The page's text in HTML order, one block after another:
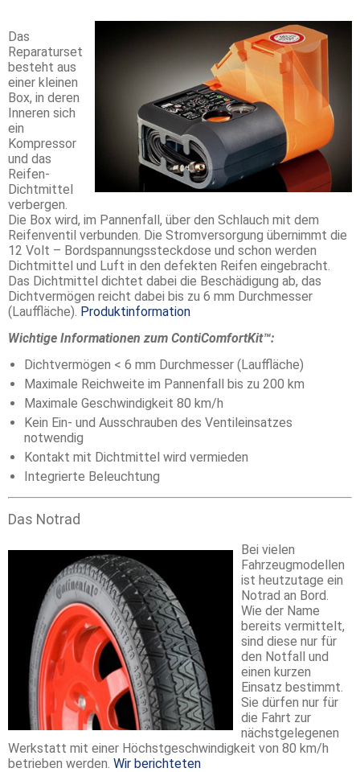
Das
Reparaturset
besteht aus
einer kleinen
Box, in deren
Inneren sich
ein
Kompressor
und das
Reifen-
Dichtmittel
verbergen.
Die Box wird, im Pannenfall, über den Schlauch mit dem
Reifenventil verbunden. Die Stromversorgung übernimmt die
12 Volt – Bordspannungssteckdose und schon werden
Dichtmittel und Luft in den defekten Reifen eingebracht.
Das Dichtmittel dichtet dabei die Beschädigung ab, das
Dichtvermögen reicht dabei bis zu 6 mm Durchmesser
(Lauffläche). Produktinformation
Wichtige Informationen zum ContiComfortKit™:
Dichtvermögen < 6 mm Durchmesser (Lauffläche)
Maximale Reichweite im Pannenfall bis zu 200 km
Maximale Geschwindigkeit 80 km/h
Kein Ein- und Ausschrauben des Ventileinsatzes
notwendig
Kontakt mit Dichtmittel wird vermieden
Integrierte Beleuchtung
Das Notrad
Bei vielen
Fahrzeugmodellen
ist heutzutage ein
Notrad an Bord.
Wie der Name
bereits vermittelt,
sind diese nur für
den Notfall und
einen kurzen
Einsatz bestimmt.
Sie dürfen nur für
die Fahrt zur
nächstgelegenen
Werkstatt mit einer Höchstgeschwindigkeit von 80 km/h
betrieben werden. Wir berichteten